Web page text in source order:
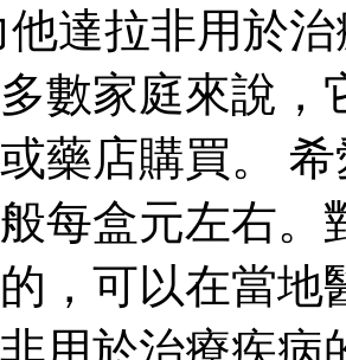
達拉非用於
數家庭來說，
藥店購買。
每盒元左右。
，可以在當
用於治療疾